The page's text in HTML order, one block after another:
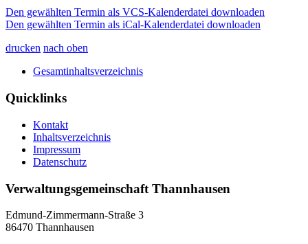
Den gewählten Termin als VCS-Kalenderdatei downloaden
Den gewählten Termin als iCal-Kalenderdatei downloaden
drucken nach oben
Gesamtinhaltsverzeichnis
Quicklinks
Kontakt
Inhaltsverzeichnis
Impressum
Datenschutz
Verwaltungsgemeinschaft Thannhausen
Edmund-Zimmermann-Straße 3
86470 Thannhausen